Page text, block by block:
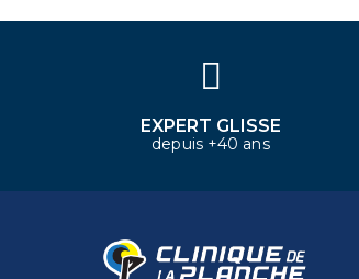
EXPERT GLISSE
depuis +40 ans